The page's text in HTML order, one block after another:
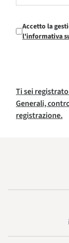
Accetto la
l'informativa
Ti sei
Generali,
registrazione.